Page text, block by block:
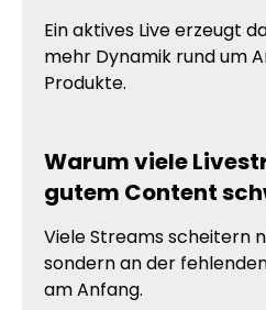
Ein aktives Live erzeugt
mehr Dynamik rund um
Produkte.
Warum viele
gutem Content
Viele Streams scheitern
sondern an der
am Anfang.